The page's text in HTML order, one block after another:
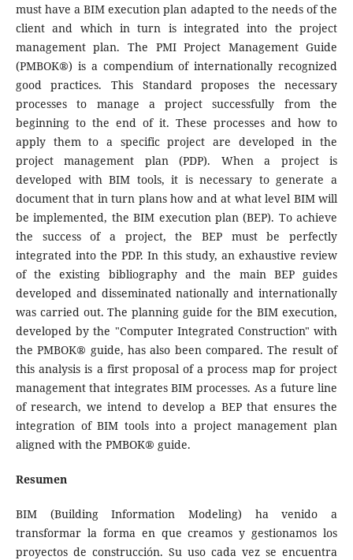
must have a BIM execution plan adapted to the needs of the
client and which in turn is integrated into the project
management plan. The PMI Project Management Guide
(PMBOK®) is a compendium of internationally recognized
good practices. This Standard proposes the necessary
processes to manage a project successfully from the
beginning to the end of it. These processes and how to
apply them to a specific project are developed in the
project management plan (PDP). When a project is
developed with BIM tools, it is necessary to generate a
document that in turn plans how and at what level BIM will
be implemented, the BIM execution plan (BEP). To achieve
the success of a project, the BEP must be perfectly
integrated into the PDP. In this study, an exhaustive review
of the existing bibliography and the main BEP guides
developed and disseminated nationally and internationally
was carried out. The planning guide for the BIM execution,
developed by the "Computer Integrated Construction" with
the PMBOK® guide, has also been compared. The result of
this analysis is a first proposal of a process map for project
management that integrates BIM processes. As a future line
of research, we intend to develop a BEP that ensures the
integration of BIM tools into a project management plan
aligned with the PMBOK® guide.
Resumen
BIM (Building Information Modeling) ha venido a
transformar la forma en que creamos y gestionamos los
proyectos de construcción. Su uso cada vez se encuentra